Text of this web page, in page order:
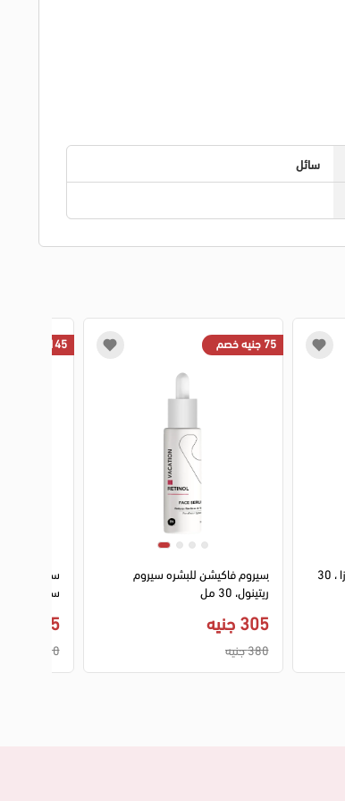
سائل
145 جنيه خصم
سيروم
سيروم للبشرة،
1,055 جنيه
1,200 جنيه
75 جنيه خصم
ٍسيروم فاكيشن للبشره سيروم
ريتينول، 30 مل
305 جنيه
380 جنيه
سيروم ليلي للبشرة من كاباروزا ، 30